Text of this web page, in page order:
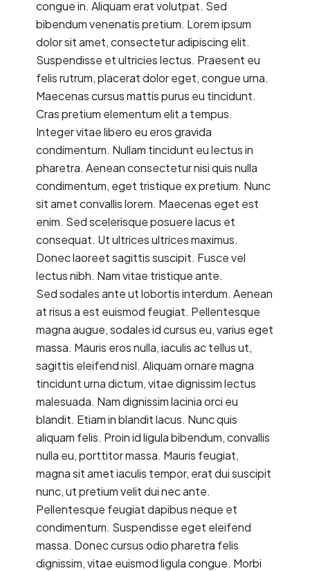
congue in. Aliquam erat volutpat. Sed
bibendum venenatis pretium. Lorem ipsum
dolor sit amet, consectetur adipiscing elit.
Suspendisse et ultricies lectus. Praesent eu
felis rutrum, placerat dolor eget, congue urna.
Maecenas cursus mattis purus eu tincidunt.
Cras pretium elementum elit a tempus.
Integer vitae libero eu eros gravida
condimentum. Nullam tincidunt eu lectus in
pharetra. Aenean consectetur nisi quis nulla
condimentum, eget tristique ex pretium. Nunc
sit amet convallis lorem. Maecenas eget est
enim. Sed scelerisque posuere lacus et
consequat. Ut ultrices ultrices maximus.
Donec laoreet sagittis suscipit. Fusce vel
lectus nibh. Nam vitae tristique ante.
Sed sodales ante ut lobortis interdum. Aenean
at risus a est euismod feugiat. Pellentesque
magna augue, sodales id cursus eu, varius eget
massa. Mauris eros nulla, iaculis ac tellus ut,
sagittis eleifend nisl. Aliquam ornare magna
tincidunt urna dictum, vitae dignissim lectus
malesuada. Nam dignissim lacinia orci eu
blandit. Etiam in blandit lacus. Nunc quis
aliquam felis. Proin id ligula bibendum, convallis
nulla eu, porttitor massa. Mauris feugiat,
magna sit amet iaculis tempor, erat dui suscipit
nunc, ut pretium velit dui nec ante.
Pellentesque feugiat dapibus neque et
condimentum. Suspendisse eget eleifend
massa. Donec cursus odio pharetra felis
dignissim, vitae euismod ligula congue. Morbi